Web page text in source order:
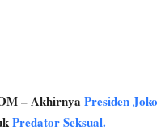
– Akhirnya Presiden
Predator Seksual.